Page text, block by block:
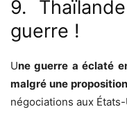
9.
guerre !
Une guerre a éclaté
malgré une
négociations aux